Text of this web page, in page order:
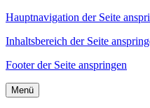
Hauptnavigation der Seite
Inhaltsbereich der Seite
Footer der Seite anspringen
Menü